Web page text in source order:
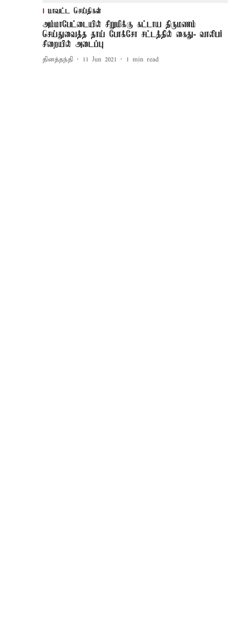
மாவட்ட செய்திகள்
அம்மாபேட்டையில் சிறுமிக்கு கட்டாய திருமணம்
செய்துவைத்த தாய் போக்சோ சட்டத்தில் கைது- வாலிபர்
சிறையில் அடைப்பு
தினத்தந்தி 11 Jun 2021 1 min read